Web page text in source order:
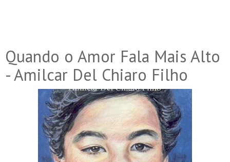
Quando o Amor Fala Mais Alto
- Amilcar Del Chiaro Filho